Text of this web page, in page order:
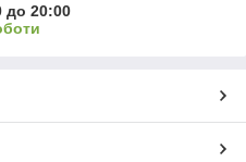
до 20:00